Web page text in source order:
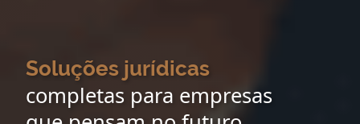
Soluções jurídicas
completas para empresas